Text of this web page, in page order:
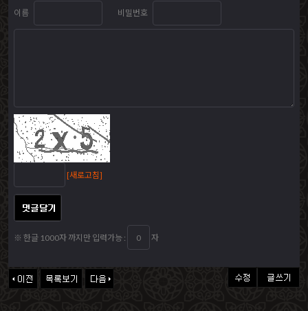
이름 비밀번호
[새로고침]
※ 한글 1000자 까지만 입력가능 : 자